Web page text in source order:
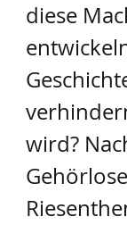
diese
wird?